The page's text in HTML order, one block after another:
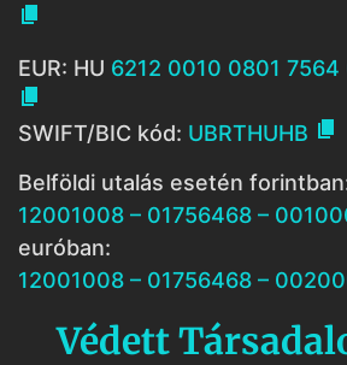

EUR: HU 6212 0010 0801

SWIFT/BIC kód: UBRTHUHB 
Belföldi utalás esetén
12001008 – 01756468 –
euróban:
12001008 – 01756468 –
Védett